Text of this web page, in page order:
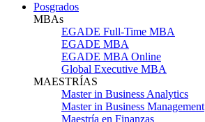
Posgrados
MBAs
EGADE Full-Time MBA
EGADE MBA
EGADE MBA Online
Global Executive MBA
MAESTRÍAS
Master in Business Analytics
Master in Business Management
Maestría en Finanzas